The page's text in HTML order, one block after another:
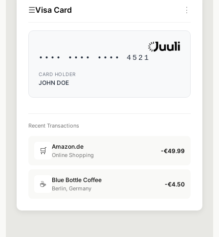
☰Visa Card ⋮
•••• •••• •••• 4521
CARD HOLDER
JOHN DOE
Recent Transactions